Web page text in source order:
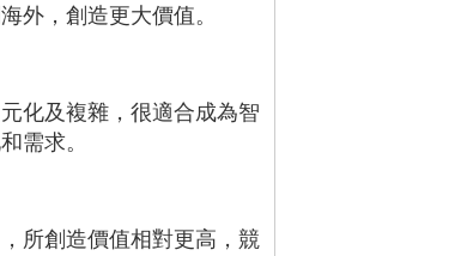
外，創造更大價值。
化及複雜，很適合成為智
需求。
所創造價值相對更高，競